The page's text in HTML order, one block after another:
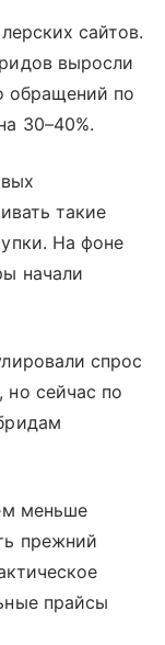
сайтов.
выросли
обращений по
30–40%.
такие
На фоне
начали
спрос
сейчас по
меньше
прежний
прайсы